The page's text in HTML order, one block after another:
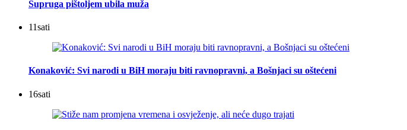
Supruga pištoljem ubila muža
11sati
Konaković: Svi narodi u BiH moraju biti ravnopravni, a Bošnjaci su oštećeni
16sati